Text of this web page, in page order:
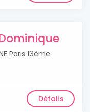
Paris 13ème
Détails